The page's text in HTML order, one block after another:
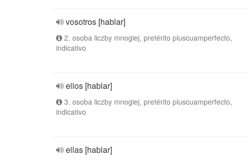
vosotros [hablar]
2. osoba liczby mnogiej, pretérito pluscuamperfecto,
indicativo
ellos [hablar]
3. osoba liczby mnogiej, pretérito pluscuamperfecto,
indicativo
ellas [hablar]